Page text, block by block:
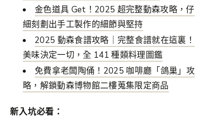
金色道具 Get！2025 超完整動森攻略，仔
細刻劃出手工製作的細節與堅持
2025 動森食譜攻略｜完整食譜就在這裏！
美味決定一切，全 141 種類料理圖鑑
免費拿老闆陶俑！2025 咖啡廳「鴿巢」攻
略，解鎖動森博物館二樓蒐集限定商品
新入坑必看：